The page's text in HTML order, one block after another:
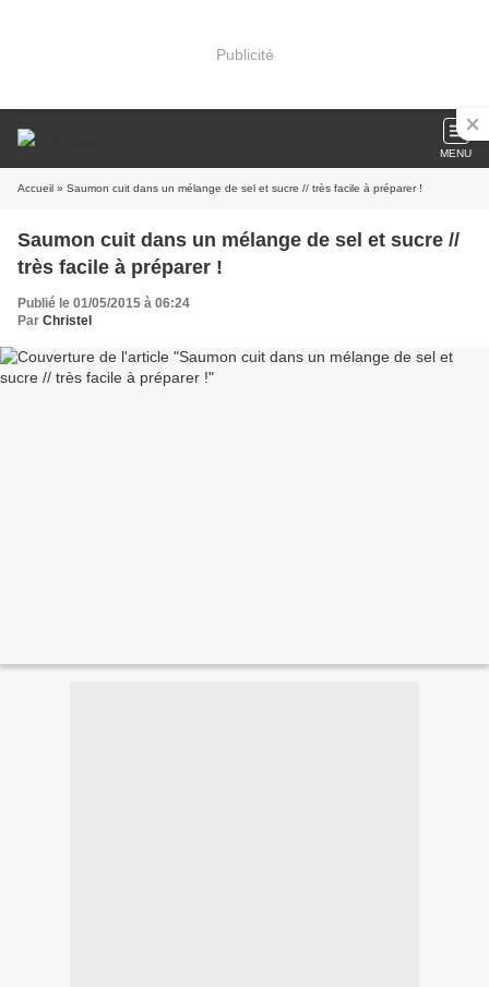
Publicité
MENU
Accueil » Saumon cuit dans un mélange de sel et sucre // très facile à préparer !
Saumon cuit dans un mélange de sel et sucre //
très facile à préparer !
Publié le 01/05/2015 à 06:24
Par Christel